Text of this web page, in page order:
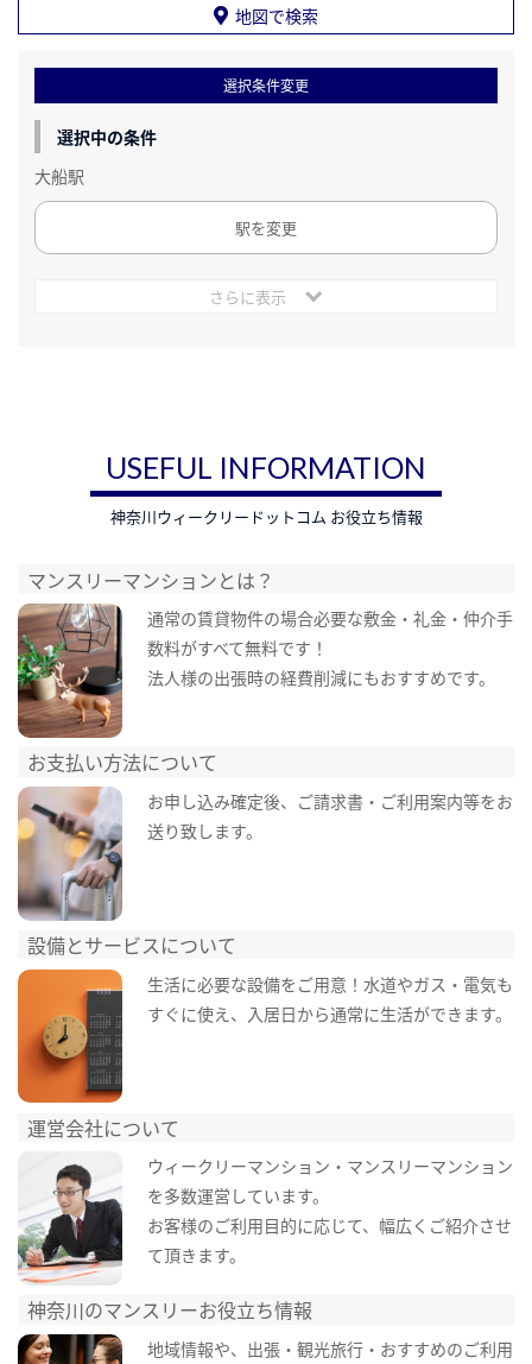
地図で検索
選択条件変更
選択中の条件
大船駅
駅を変更
さらに表示
USEFUL INFORMATION
神奈川ウィークリードットコム お役立ち情報
マンスリーマンションとは？
通常の賃貸物件の場合必要な敷金・礼金・仲介手
数料がすべて無料です！
法人様の出張時の経費削減にもおすすめです。
お支払い方法について
お申し込み確定後、ご請求書・ご利用案内等をお
送り致します。
設備とサービスについて
生活に必要な設備をご用意！水道やガス・電気も
すぐに使え、入居日から通常に生活ができます。
運営会社について
ウィークリーマンション・マンスリーマンション
を多数運営しています。
お客様のご利用目的に応じて、幅広くご紹介させ
て頂きます。
神奈川のマンスリーお役立ち情報
地域情報や、出張・観光旅行・おすすめのご利用